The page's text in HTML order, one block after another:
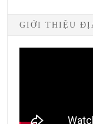
GIỚI THIỆU